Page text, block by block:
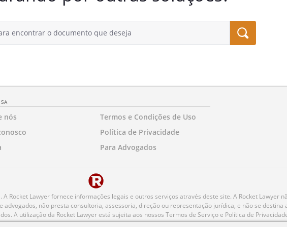
ao visitar o nosso site
nós
Termos e Condições de Uso
Política de Privacidade
Para Advogados
Rocket Lawyer fornece informações legais e outros serviços através deste site. A Rocket Lawyer
advogados, não presta consultoria, assessoria, direção ou representação jurídica, e não se destina
A utilização da Rocket Lawyer está sujeita aos nossos Termos de Serviço e Política de